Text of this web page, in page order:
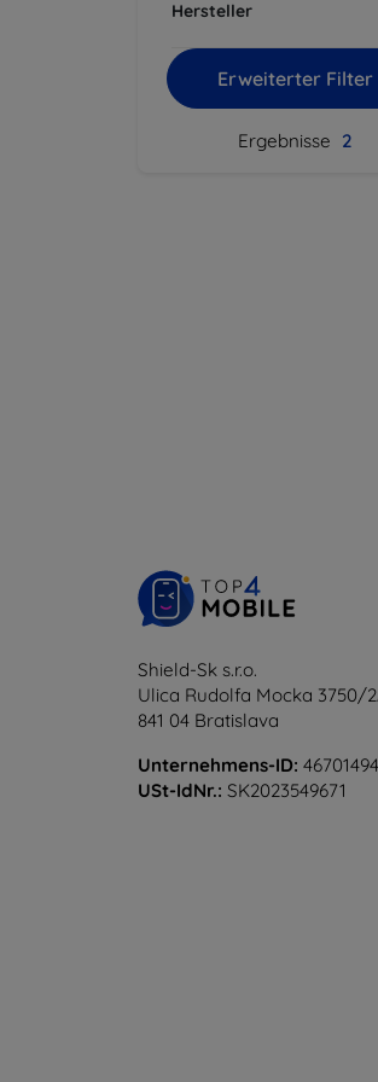
Hersteller
Erweiterter Filter
Ergebnisse 2
Shield-Sk s.r.o.
Ulica Rudolfa Mocka 3750/
841 04 Bratislava
Unternehmens-ID: 46701494
USt-IdNr.: SK2023549671